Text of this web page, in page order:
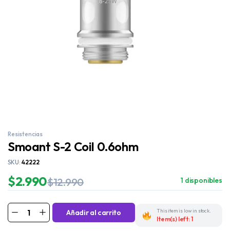
Resistencias
Smoant S-2 Coil 0.6ohm
SKU: 42222
$12.990
$2.990 1 disponibles
Añadir al carrito This item is low in stock.
Item(s) left: 1